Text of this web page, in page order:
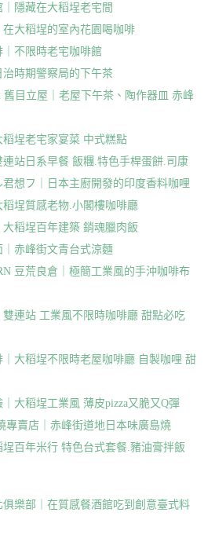
隱藏在大稻埕老宅間
大稻埕的室內花園喝咖啡
不限時老宅咖啡館
時期警察局的下午茶
目立屋｜老屋下午茶、陶作器皿 赤峰
埕老宅家宴菜 中式糕點
站日系早餐 飯糰.特色手桿蛋餅.司康
想フ｜日本主廚開發的印度香料咖哩
埕質感老物.小閣樓咖啡廳
稻埕百年建築 銷魂臘肉飯
赤峰街文青台式涼麵
豆荒良倉｜極簡工業風的手沖咖啡布
連站 工業風不限時咖啡廳 甜點必吃
大稻埕不限時老屋咖啡廳 自製咖哩 甜
大稻埕工業風 薄皮pizza又脆又Q彈
賣店｜赤峰街道地日本味廣島燒
百年米行 特色台式套餐.豬油膏拌飯
樂部｜在質感餐酒館吃到創意臺式料